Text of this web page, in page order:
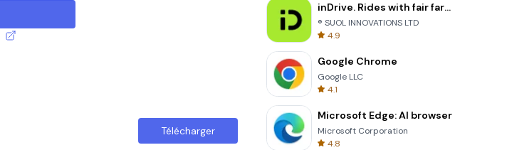
Télécharger
inDrive. Rides with fair fares
® SUOL INNOVATIONS LTD
4.9
Google Chrome
Google LLC
4.1
Microsoft Edge: AI browser
Microsoft Corporation
4.8